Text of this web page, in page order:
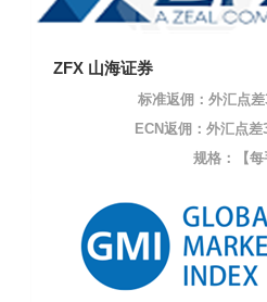
ZFX 山海证券
标准返佣：外汇点
ECN返佣：外汇点
规格：【每